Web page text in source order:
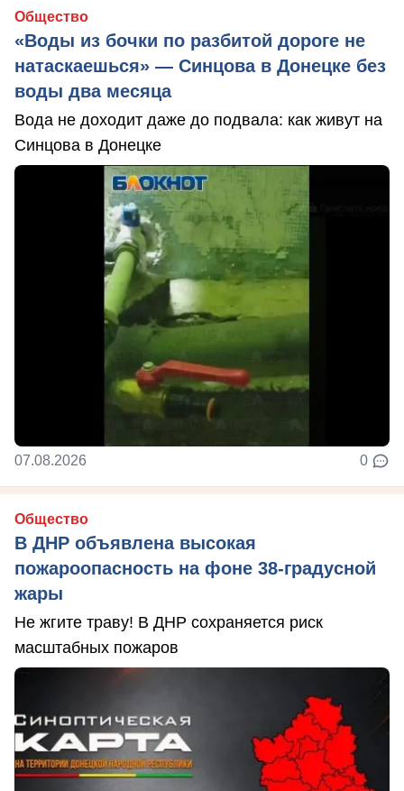
Общество
«Воды из бочки по разбитой дороге не
натаскаешься» — Синцова в Донецке без
воды два месяца
Вода не доходит даже до подвала: как живут на
Синцова в Донецке
07.08.2026 0
Общество
В ДНР объявлена высокая
пожароопасность на фоне 38-градусной
жары
Не жгите траву! В ДНР сохраняется риск
масштабных пожаров